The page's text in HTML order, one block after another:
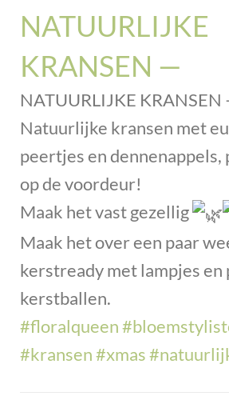
NATUURLIJKE
KRANSEN —
NATUURLIJKE KRANSEN
Natuurlijke kransen met
peertjes en
op de voordeur!
Maak het vast gezellig
Maak het over een paar
kerstready met lampjes en
kerstballen.
#floralqueen
#kransen#xmas